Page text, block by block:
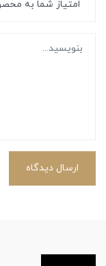
ارسال دیدگاه